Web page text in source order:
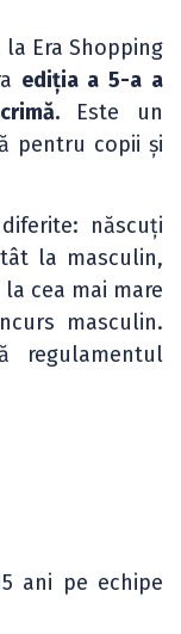
Era Shopping
ediția a 5-a a
Este un
pentru copii și
născuți
la masculin,
cea mai mare
masculin.
regulamentul
ani pe echipe